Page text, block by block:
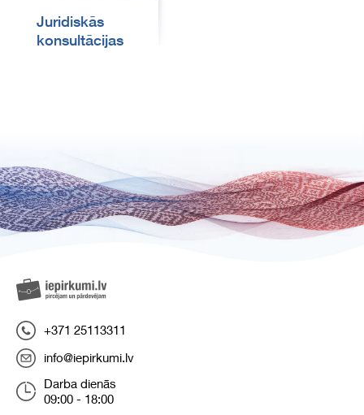
Juridiskās
konsultācijas
+371 25113311
info@iepirkumi.lv
Darba dienās
09:00 - 18:00